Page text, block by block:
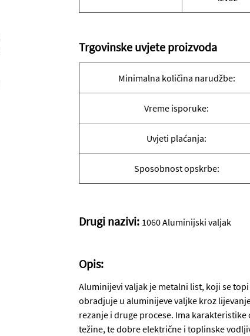
Trgovinske uvjete proizvoda
Minimalna količina narudžbe:
Vreme isporuke:
Uvjeti plaćanja:
Sposobnost opskrbe:
Drugi nazivi: 1060 Aluminijski valjak
Opis:
Aluminijevi valjak je metalni list, koji se
obradjuje u aluminijeve valjke kroz
rezanje i druge procese. Ima
težine, te dobre električne i toplinske